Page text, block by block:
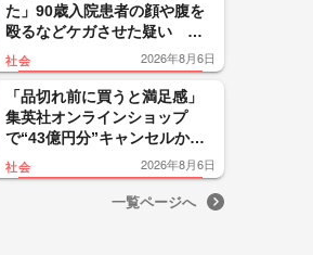
た」90歳入院患者の顔や腹を
殴るなどケガさせた疑い 看
護補助者の30歳男を逮捕 千
葉・袖ケ浦市
社会 2026年8月6日
「品切れ前に買うと満足感」
集英社オンラインショップ
で“43億円分”キャンセルか
200超のメールアカウント使い
大量注文 32歳女を逮捕
社会 2026年8月6日
一覧ページへ